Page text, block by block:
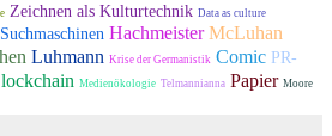
Zeichnen als Kulturtechnik Data as culture
Suchmaschinen Hachmeister McLuhan
Luhmann Krise der Germanistik Comic PR-
Medienökologie Telmannianna Papier Moore